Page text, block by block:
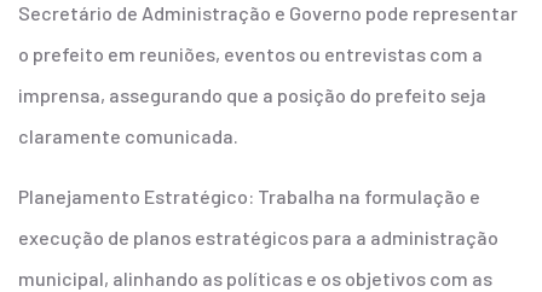
Secretário de Administração e Governo pode representar
o prefeito em reuniões, eventos ou entrevistas com a
imprensa, assegurando que a posição do prefeito seja
claramente comunicada.
Planejamento Estratégico: Trabalha na formulação e
execução de planos estratégicos para a administração
municipal, alinhando as políticas e os objetivos com as